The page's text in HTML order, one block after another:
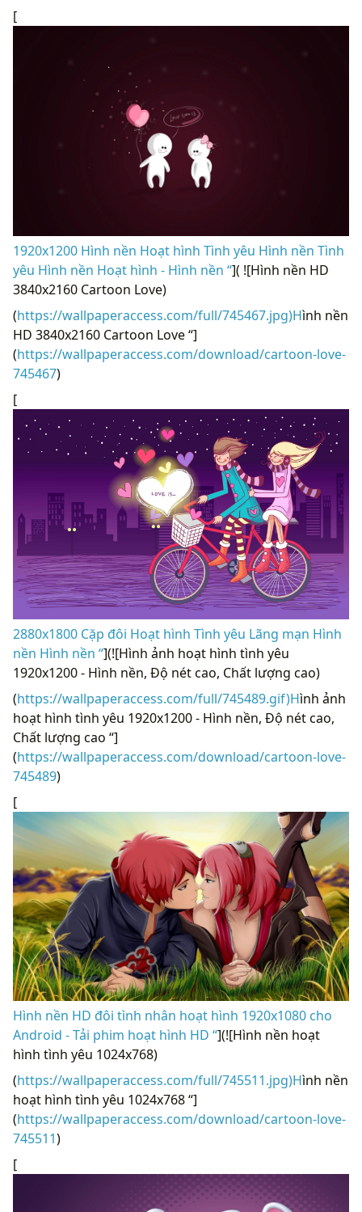
[
1920x1200 Hình nền Hoạt hình Tình yêu Hình nền Tình
yêu Hình nền Hoạt hình - Hình nền “]( ![Hình nền HD
3840x2160 Cartoon Love)
(https://wallpaperaccess.com/full/745467.jpg)Hình nền
HD 3840x2160 Cartoon Love “]
(https://wallpaperaccess.com/download/cartoon-love-
745467)
[
2880x1800 Cặp đôi Hoạt hình Tình yêu Lãng mạn Hình
nền Hình nền “](![Hình ảnh hoạt hình tình yêu
1920x1200 - Hình nền, Độ nét cao, Chất lượng cao)
(https://wallpaperaccess.com/full/745489.gif)Hình ảnh
hoạt hình tình yêu 1920x1200 - Hình nền, Độ nét cao,
Chất lượng cao “]
(https://wallpaperaccess.com/download/cartoon-love-
745489)
[
Hình nền HD đôi tình nhân hoạt hình 1920x1080 cho
Android - Tải phim hoạt hình HD “](![Hình nền hoạt
hình tình yêu 1024x768)
(https://wallpaperaccess.com/full/745511.jpg)Hình nền
hoạt hình tình yêu 1024x768 “]
(https://wallpaperaccess.com/download/cartoon-love-
745511)
[